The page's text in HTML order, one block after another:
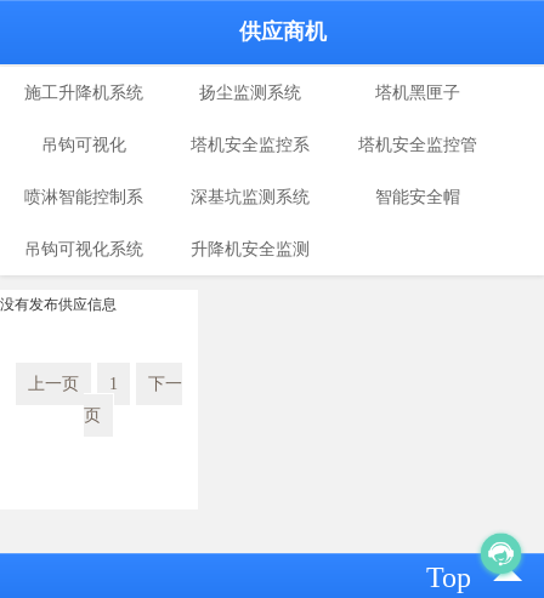
供应商机
施工升降机系统 扬尘监测系统 塔机黑匣子
吊钩可视化 塔机安全监控系
统
塔机安全监控管
理系统
喷淋智能控制系
统
深基坑监测系统 智能安全帽
吊钩可视化系统 升降机安全监测
没有发布供应信息
上一页 1
下一
页
Top